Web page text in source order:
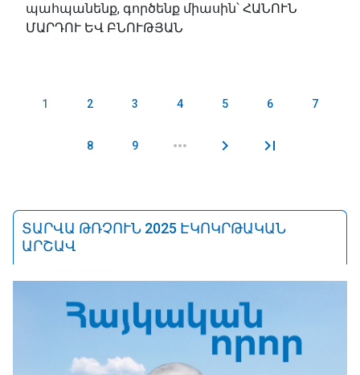
պահպանենք, գործենք միասին՝ ՀԱՆՈՒՆ
ՄԱՐԴՈՒ ԵՎ ԲՆՈՒԹՅԱՆ
Էջեր
1 2 3 4 5 6 7
8 9
ՏԱՐՎԱ ԹՌՉՈՒՆ 2025 ԷԿՈԿՐԹԱԿԱՆ
ԱՐՇԱՎ